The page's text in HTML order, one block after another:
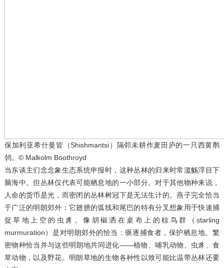
保加利亚希什曼皆（Shishmantsi）隔邻未耕作麦田庐的一只西黄鹡
鸰。© Malkolm Boothroyd
当东谈主们念念象生态系统申报时，这种丛林的归来时常滥觞浮目下
脑海中。但丛林仅代表可能栖息地的一小部分。对于其他物种来说，
人命的货币是光，而密闭的丛林树冠下是无法生计的。燕子完全恰当
于广泛的明朗郊外：它翅膀的弧线和尾巴的特有分叉想象用于快速捕
捉草地上空的虫豸。像胡椒洒在桌布上的椋鸟群（starling
murmuration）是对明朗郊外的恰当：驱逐捕食者，保护栖息地。繁
密物种恰当并与这些明朗地共同进化——植物、哺乳动物、虫豸、食
草动物，以及野花。明朗草地的生物各种性以致可能比温带丛林还要